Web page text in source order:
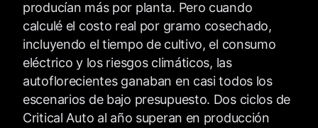
producían más por planta. Pero cuando
calculé el costo real por gramo cosechado,
incluyendo el tiempo de cultivo, el consumo
eléctrico y los riesgos climáticos, las
autoflorecientes ganaban en casi todos los
escenarios de bajo presupuesto. Dos ciclos de
Critical Auto al año superan en producción